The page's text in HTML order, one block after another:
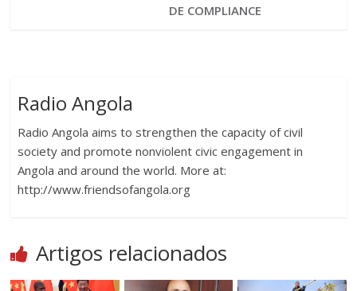
DE COMPLIANCE
Radio Angola
Radio Angola aims to strengthen the capacity of civil
society and promote nonviolent civic engagement in
Angola and around the world. More at:
http://www.friendsofangola.org
Artigos relacionados